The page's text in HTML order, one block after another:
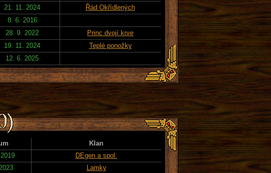
21. 11. 2024
Řád Okřídlených
8. 6. 2016
28. 9. 2022
Princ dvojí krve
19. 11. 2024
Teplé ponožky
12. 6. 2025
Klan
DEgen a spol.
Lamky